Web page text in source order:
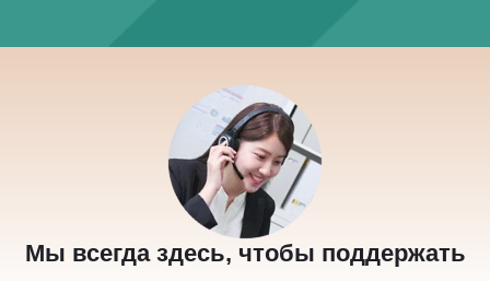
Мы всегда здесь, чтобы поддержать